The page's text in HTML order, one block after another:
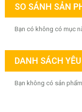
SO SÁNH SẢN
Bạn có không có mục
DANH SÁCH
Bạn không có sản